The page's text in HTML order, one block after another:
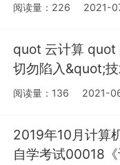
阅读量：226 2021-
quot 云计算 quot
切勿陷入&quot;
阅读量：136 2021-
2019年10月计算
自学考试00018